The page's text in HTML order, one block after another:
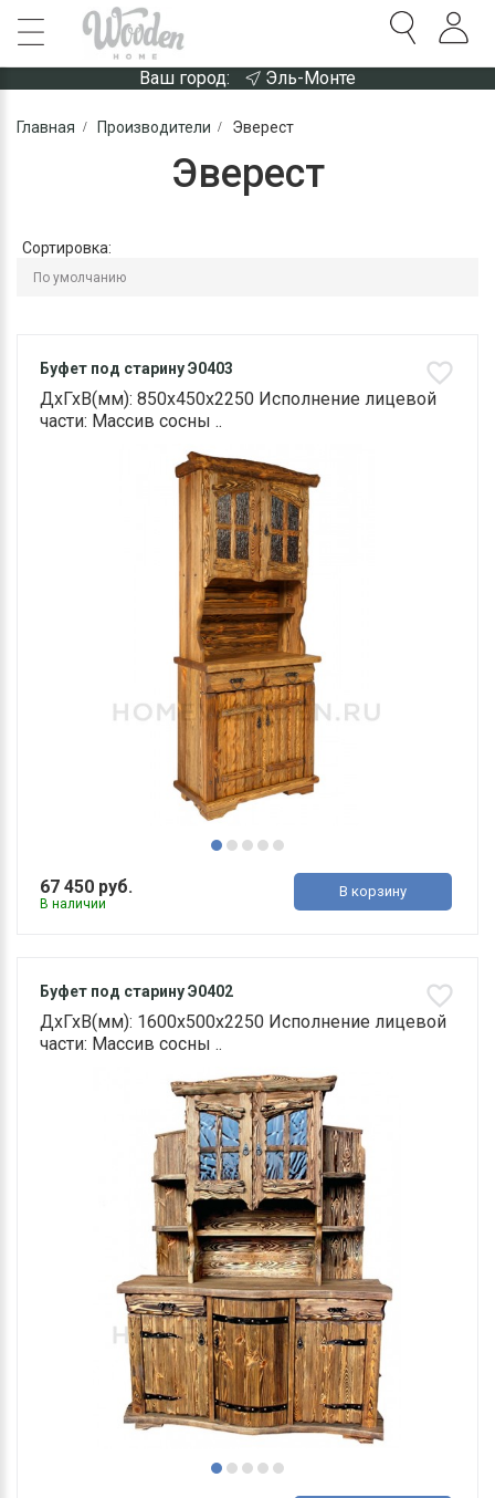
Ваш город: Эль-Монте
Главная Производители Эверест
Эверест
Сортировка:
Буфет под старину Э0403
ДхГхВ(мм): 850х450х2250 Исполнение лицевой
части: Массив сосны ..
67 450 руб.
В наличии
В корзину
Буфет под старину Э0402
ДхГхВ(мм): 1600х500х2250 Исполнение лицевой
части: Массив сосны ..